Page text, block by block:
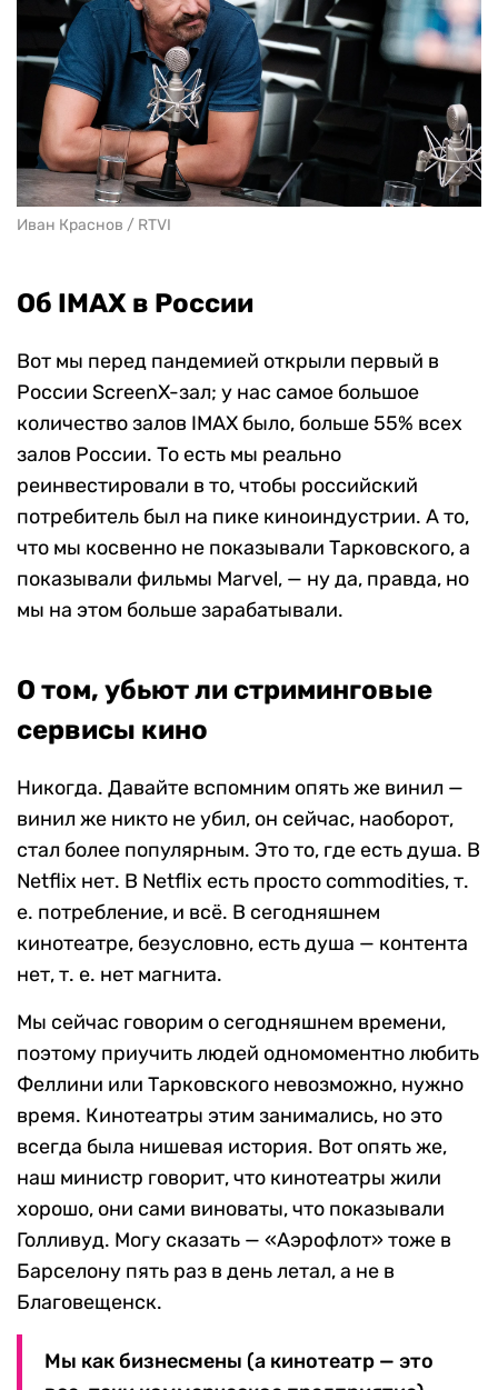
Иван Краснов / RTVI
Об IMAХ в России
Вот мы перед пандемией открыли первый в
России ScreenX-зал; у нас самое большое
количество залов IMAX было, больше 55% всех
залов России. То есть мы реально
реинвестировали в то, чтобы российский
потребитель был на пике киноиндустрии. А то,
что мы косвенно не показывали Тарковского, а
показывали фильмы Marvel, — ну да, правда, но
мы на этом больше зарабатывали.
О том, убьют ли стриминговые
сервисы кино
Никогда. Давайте вспомним опять же винил —
винил же никто не убил, он сейчас, наоборот,
стал более популярным. Это то, где есть душа. В
Netflix нет. В Netflix есть просто commodities, т.
е. потребление, и всё. В сегодняшнем
кинотеатре, безусловно, есть душа — контента
нет, т. е. нет магнита.
Мы сейчас говорим о сегодняшнем времени,
поэтому приучить людей одномоментно любить
Феллини или Тарковского невозможно, нужно
время. Кинотеатры этим занимались, но это
всегда была нишевая история. Вот опять же,
наш министр говорит, что кинотеатры жили
хорошо, они сами виноваты, что показывали
Голливуд. Могу сказать — «Аэрофлот» тоже в
Барселону пять раз в день летал, а не в
Благовещенск.
Мы как бизнесмены (а кинотеатр — это